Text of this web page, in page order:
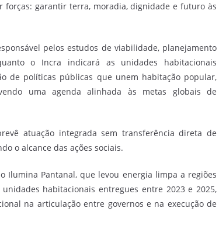
garantir terra, moradia, dignidade e futuro às
pelos estudos de viabilidade, planejamento
o Incra indicará as unidades habitacionais
de políticas públicas que unem habitação popular,
uma agenda alinhada às metas globais de
atuação integrada sem transferência direta de
o alcance das ações sociais.
Ilumina Pantanal, que levou energia limpa a regiões
habitacionais entregues entre 2023 e 2025,
na articulação entre governos e na execução de